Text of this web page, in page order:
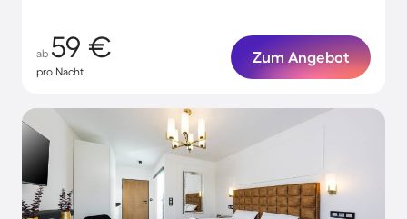
ab 59 €
pro Nacht
Zum Angebot